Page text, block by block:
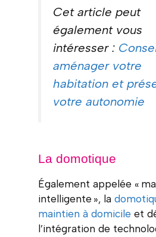
Cet article peut
également vous
intéresser :
aménager votre
habitation et
votre autonomie
La domotique
Également appelée «
intelligente », la
maintien à domicile et
l’intégration de